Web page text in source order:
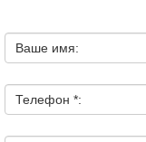
Ваше имя:
Телефон *: